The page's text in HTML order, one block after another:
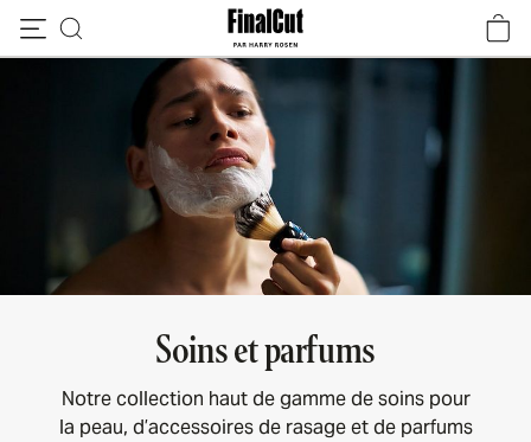
Passer au contenu
Soins et parfums
Notre collection haut de gamme de soins pour
la peau, d’accessoires de rasage et de parfums